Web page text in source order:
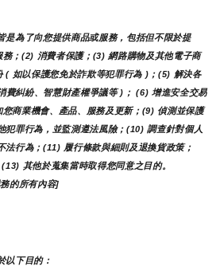
是為了向您提供商品或服務，包括但不限於提
；(2) 消費者保護；(3) 網路購物及其他電子商
( 如以保護您免於詐欺等犯罪行為 )；(5) 解決各
費糾紛、智慧財產權爭議等 )； (6) 增進安全交易
商業機會、產品、服務及更新；(9) 偵測並保護
犯罪行為，並監測遵法風險；(10) 調查針對個人
法行為；(11) 履行條款與細則及退換貨政策；
其他於蒐集當時取得您同意之目的。
的所有內容]
以下目的：